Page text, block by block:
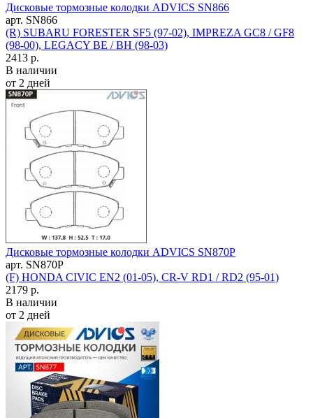
Дисковые тормозные колодки ADVICS SN866
арт. SN866
(R) SUBARU FORESTER SF5 (97-02), IMPREZA GC8 / GF8
(98-00), LEGACY BE / BH (98-03)
2413 р.
В наличии
от 2 дней
Дисковые тормозные колодки ADVICS SN870P
арт. SN870P
(F) HONDA CIVIC EN2 (01-05), CR-V RD1 / RD2 (95-01)
2179 р.
В наличии
от 2 дней